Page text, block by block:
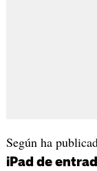
Según ha
iPad de